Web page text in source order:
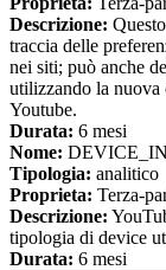
Descrizione:
traccia delle
nei siti; può anche
utilizzando la nuova
Youtube.
Durata: 6 mesi
Nome:
Tipologia: analitico
Proprieta: Terza-
Descrizione:
tipologia di device
Durata: 6 mesi